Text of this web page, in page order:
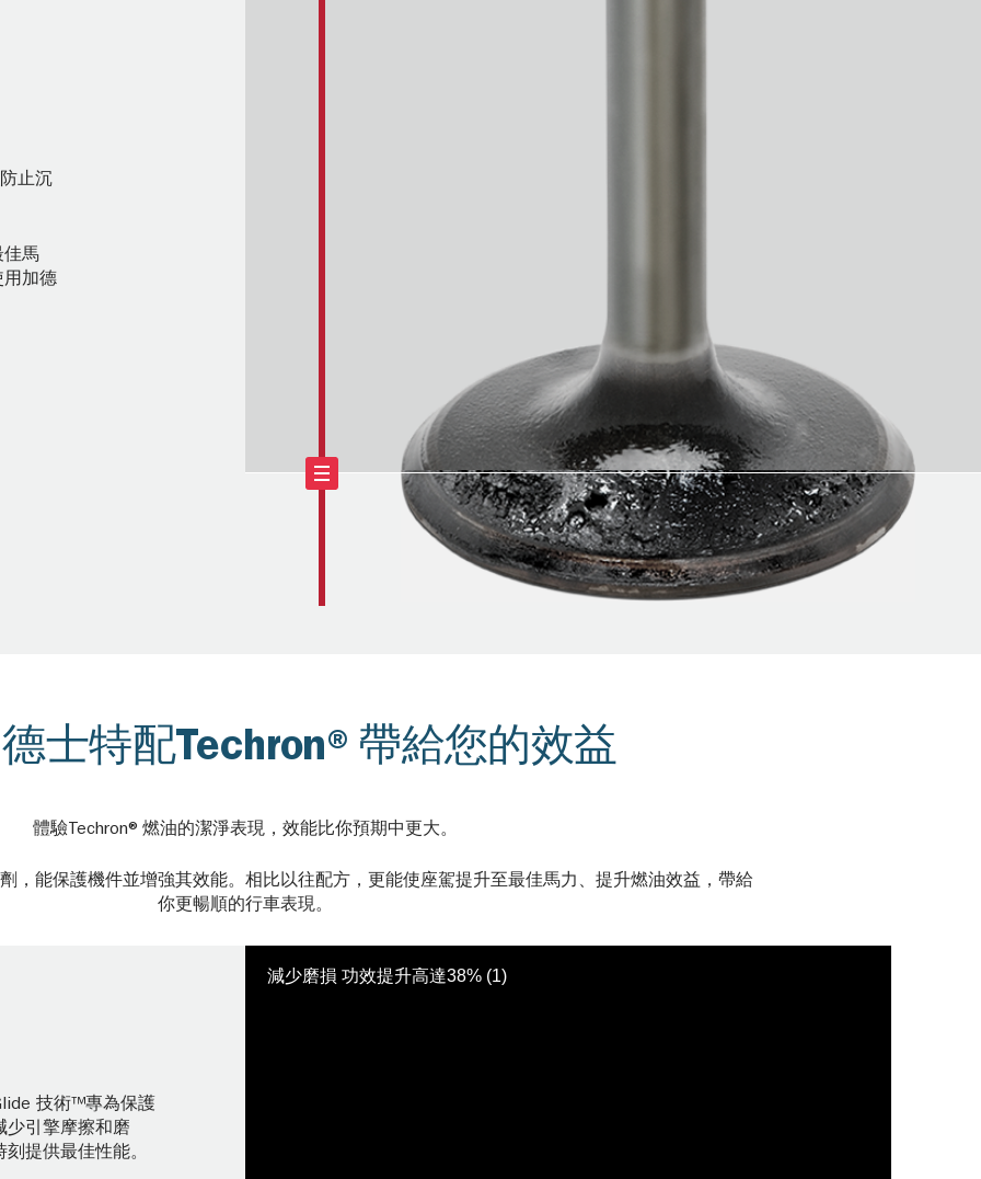
止沉
佳馬
用加德
士特配Techron®帶給您的效益
體驗Techron®燃油的潔淨表現，效能比你預期中更大。
，能保護機件並增強其效能。相比以往配方，更能使座駕提升至最佳馬力、提升燃油效益，帶給
你更暢順的行車表現。
技術™專為保護
少引擎摩擦和磨
提供最佳性能。
減少磨損 功效提升高達38% (1)